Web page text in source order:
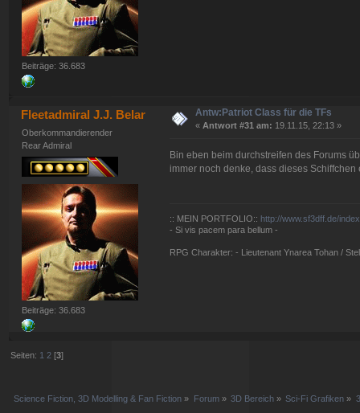
Beiträge: 36.683
Fleetadmiral J.J. Belar
Oberkommandierender
Rear Admiral
Beiträge: 36.683
Antw:Patriot Class für die TFs
« Antwort #31 am: 19.11.15, 22:13 »
Bin eben beim durchstreifen des Forums
immer noch denke, dass dieses
:: MEIN PORTFOLIO:: http://www.sf3dff.de/
- Si vis pacem para bellum -
RPG Charakter: - Lieutenant Ynarea Tohan /
Seiten: 1 2 [3]
Science Fiction, 3D Modelling & Fan Fiction » Forum» 3D Bereich » Sci-Fi Grafiken »